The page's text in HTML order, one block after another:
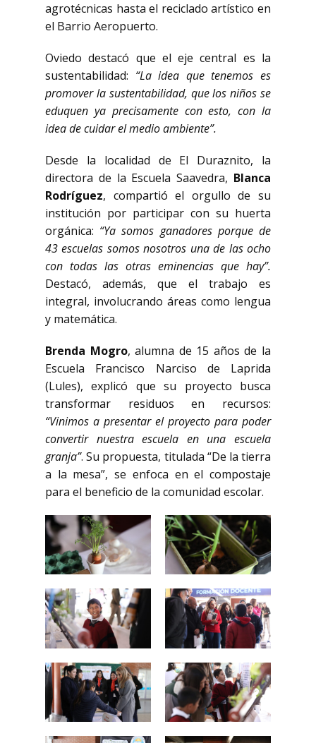
agrotécnicas hasta el reciclado artístico en
el Barrio Aeropuerto.
Oviedo destacó que el eje central es la
sustentabilidad: “La idea que tenemos es
promover la sustentabilidad, que los niños se
eduquen ya precisamente con esto, con la
idea de cuidar el medio ambiente”.
Desde la localidad de El Duraznito, la
directora de la Escuela Saavedra, Blanca
Rodríguez, compartió el orgullo de su
institución por participar con su huerta
orgánica: “Ya somos ganadores porque de
43 escuelas somos nosotros una de las ocho
con todas las otras eminencias que hay”.
Destacó, además, que el trabajo es
integral, involucrando áreas como lengua
y matemática.
Brenda Mogro, alumna de 15 años de la
Escuela Francisco Narciso de Laprida
(Lules), explicó que su proyecto busca
transformar residuos en recursos:
“Vinimos a presentar el proyecto para poder
convertir nuestra escuela en una escuela
granja”. Su propuesta, titulada “De la tierra
a la mesa”, se enfoca en el compostaje
para el beneficio de la comunidad escolar.